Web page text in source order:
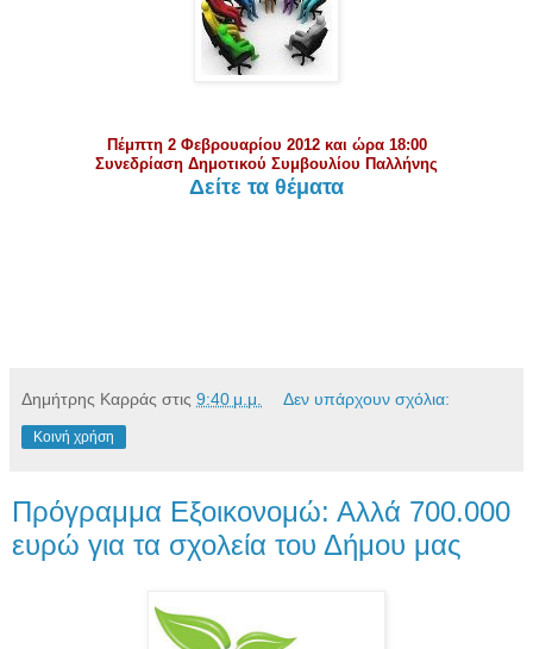
Πέμπτη 2 Φεβρουαρίου 2012 και ώρα 18:00
Συνεδρίαση Δημοτικού Συμβουλίου Παλλήνης
Δείτε τα θέματα
Δημήτρης Καρράς στις 9:40 μ.μ. Δεν υπάρχουν σχόλια:
Κοινή χρήση
Πρόγραμμα Εξοικονομώ: Αλλά 700.000
ευρώ για τα σχολεία του Δήμου μας